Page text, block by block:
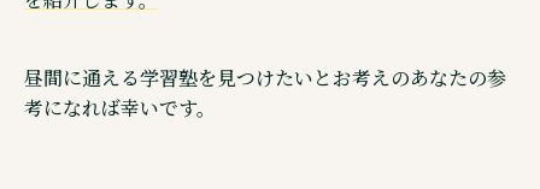
昼間に通える学習塾を見つけたいとお考えのあなたの参
考になれば幸いです。